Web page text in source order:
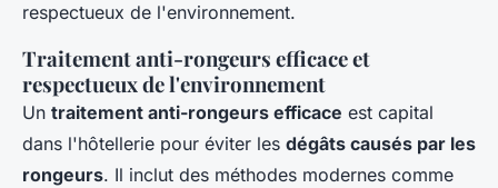
respectueux de l'environnement.
Traitement anti-rongeurs efficace et
respectueux de l'environnement
Un traitement anti-rongeurs efficace est capital
dans l'hôtellerie pour éviter les dégâts causés par les
rongeurs. Il inclut des méthodes modernes comme